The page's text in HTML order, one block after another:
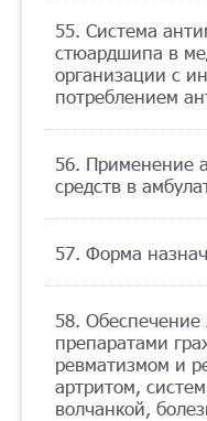
55. Система
стюардшипа в
организации с
потреблением
56. Применение
средств в
57. Форма
58.
препаратами
ревматизмом и
артритом,
волчанкой,